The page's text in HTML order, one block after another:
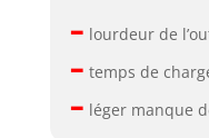
– lourdeur de
– temps de
– léger manque